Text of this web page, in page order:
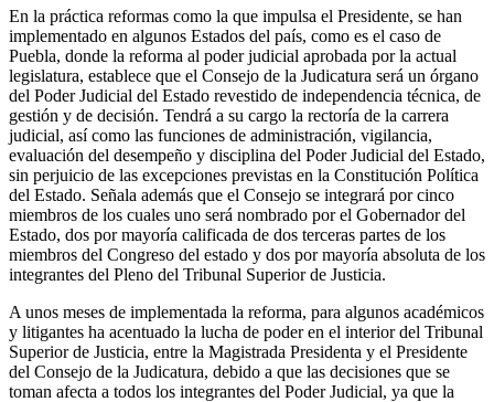
En la práctica reformas como la que impulsa el Presidente, se han
implementado en algunos Estados del país, como es el caso de
Puebla, donde la reforma al poder judicial aprobada por la actual
legislatura, establece que el Consejo de la Judicatura será un órgano
del Poder Judicial del Estado revestido de independencia técnica, de
gestión y de decisión. Tendrá a su cargo la rectoría de la carrera
judicial, así como las funciones de administración, vigilancia,
evaluación del desempeño y disciplina del Poder Judicial del Estado,
sin perjuicio de las excepciones previstas en la Constitución Política
del Estado. Señala además que el Consejo se integrará por cinco
miembros de los cuales uno será nombrado por el Gobernador del
Estado, dos por mayoría calificada de dos terceras partes de los
miembros del Congreso del estado y dos por mayoría absoluta de los
integrantes del Pleno del Tribunal Superior de Justicia.
A unos meses de implementada la reforma, para algunos académicos
y litigantes ha acentuado la lucha de poder en el interior del Tribunal
Superior de Justicia, entre la Magistrada Presidenta y el Presidente
del Consejo de la Judicatura, debido a que las decisiones que se
toman afecta a todos los integrantes del Poder Judicial, ya que la